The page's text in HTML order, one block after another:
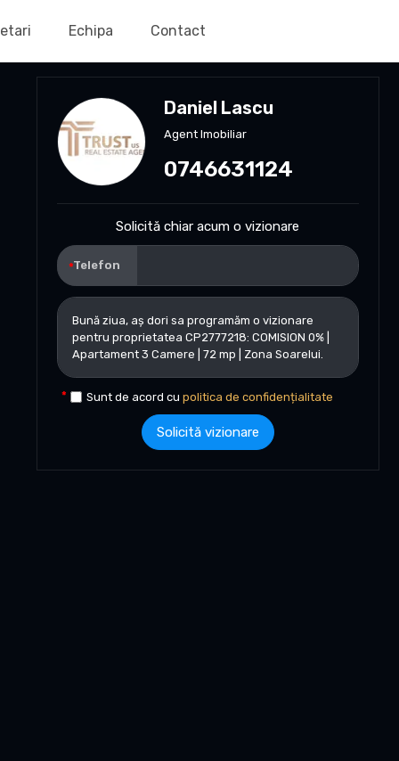
Echipa Contact
Daniel Lascu
Agent Imobiliar
0746631124
Solicită chiar acum o vizionare
Telefon
Sunt de acord cu politica de confidențialitate
Solicită vizionare